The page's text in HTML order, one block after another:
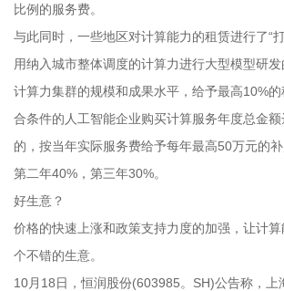
比例的服务费。
与此同时，一些地区对计算能力的租赁进行了“
用纳入城市整体调度的计算力进行大型模型研
计算力集群的规模和成果水平，给予最高10%
合条件的人工智能企业购买计算服务年度总金
的，按当年实际服务费给予每年最高50万元的补
第二年40%，第三年30%。
好生意？
价格的快速上涨和政策支持力度的加强，让计
个不错的生意。
10月18日，恒润股份(603985。SH)公告称，上